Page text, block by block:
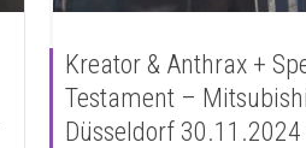
Kreator & Anthrax +
Testament –
Düsseldorf